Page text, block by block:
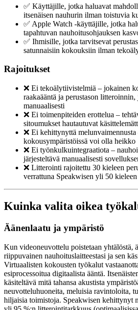
✅ Käyttäjille, jotka haluavat
itsenäisen nauhurin ilman toistuvia
✅ Apple Watch -käyttäjille, jotka
tapahtuvan nauhoitusohjauksen
✅ Ihmisille, jotka tarvitsevat
satunnaisiin kokouksiin ilman
Rajoitukset
❌ Ei tekoälytiivistelmiä – jokainen
raakaääntä ja perustason
manuaalisesti
❌ Ei toimenpiteiden erottelua –
sitoumukset hautautuvat
❌ Ei kehittynyttä melunvaimennusta
kokousympäristöissä voi olla heikko
❌ Ei työnkulkuintegraatiota –
järjesteltävä manuaalisesti
❌ Litterointi rajoitettu 30 kieleen
verrattuna Speakwisen yli 50 kieleen
Kuinka valita oikea
Äänenlaatu ja ympäristö
Kun videoneuvottelu poistetaan yhtälöstä,
riippuvainen nauhoituslaitteestasi ja sen
Virtuaalisten kokousten työkalut
esiprocessoitua digitaalista ääntä.
käsiteltävä mitä tahansa akustista
neuvotteluhuoneita, meluisia ravintoloita,
hiljaisia toimistoja. Speakwisen kehittynyt